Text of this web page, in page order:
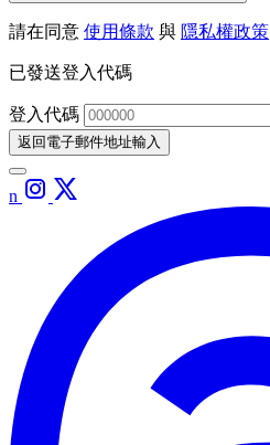
請在同意 使用條款 與 隱私權政策
已發送登入代碼
登入代碼
返回電子郵件地址輸入
n